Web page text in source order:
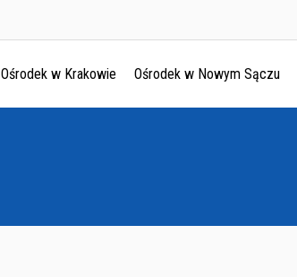
Ośrodek w Krakowie Ośrodek w Nowym Sączu
Ośrodek w Krakowie